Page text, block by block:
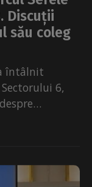
Discuții
său coleg
întâlnit
6,